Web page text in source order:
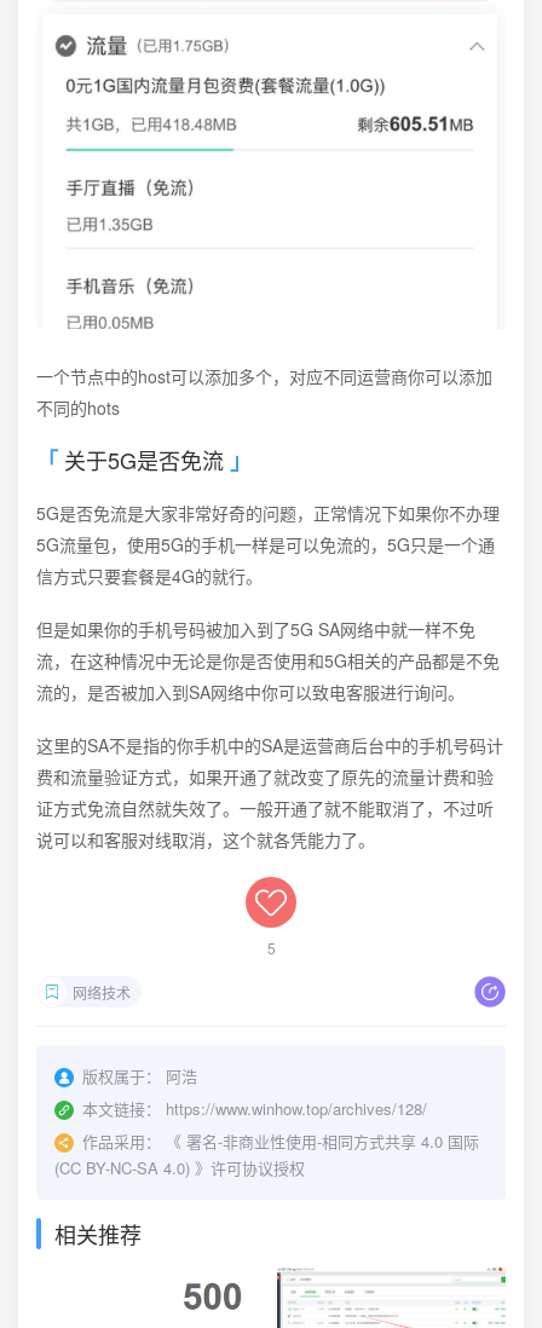
一个节点中的host可以添加多个，对应不同运营商你可以添加
不同的hots
关于5G是否免流
5G是否免流是大家非常好奇的问题，正常情况下如果你不办理
5G流量包，使用5G的手机一样是可以免流的，5G只是一个通
信方式只要套餐是4G的就行。
但是如果你的手机号码被加入到了5G SA网络中就一样不免
流，在这种情况中无论是你是否使用和5G相关的产品都是不免
流的，是否被加入到SA网络中你可以致电客服进行询问。
这里的SA不是指的你手机中的SA是运营商后台中的手机号码计
费和流量验证方式，如果开通了就改变了原先的流量计费和验
证方式免流自然就失效了。一般开通了就不能取消了，不过听
说可以和客服对线取消，这个就各凭能力了。
5
网络技术
版权属于：
阿浩
本文链接：
https://www.winhow.top/archives/128/
作品采用：
《 署名-非商业性使用-相同方式共享 4.0 国际
(CC BY-NC-SA 4.0) 》许可协议授权
相关推荐